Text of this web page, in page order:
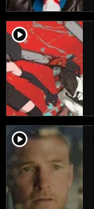
player2
player2